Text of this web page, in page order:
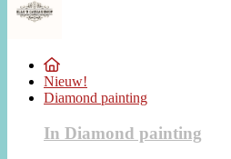
Nieuw!
Diamond painting
In Diamond painting